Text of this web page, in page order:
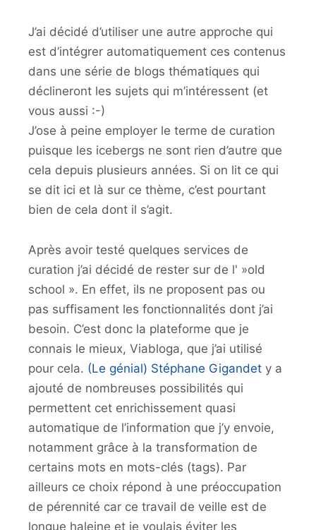
J’ai décidé d’utiliser une autre approche qui
est d’intégrer automatiquement ces contenus
dans une série de blogs thématiques qui
déclineront les sujets qui m’intéressent (et
vous aussi :-)
J’ose à peine employer le terme de curation
puisque les icebergs ne sont rien d’autre que
cela depuis plusieurs années. Si on lit ce qui
se dit ici et là sur ce thème, c’est pourtant
bien de cela dont il s’agit.
Après avoir testé quelques services de
curation j’ai décidé de rester sur de l' »old
school ». En effet, ils ne proposent pas ou
pas suffisament les fonctionnalités dont j’ai
besoin. C’est donc la plateforme que je
connais le mieux, Viabloga, que j’ai utilisé
pour cela. (Le génial) Stéphane Gigandet y a
ajouté de nombreuses possibilités qui
permettent cet enrichissement quasi
automatique de l’information que j’y envoie,
notamment grâce à la transformation de
certains mots en mots-clés (tags). Par
ailleurs ce choix répond à une préoccupation
de pérennité car ce travail de veille est de
longue haleine et je voulais éviter les